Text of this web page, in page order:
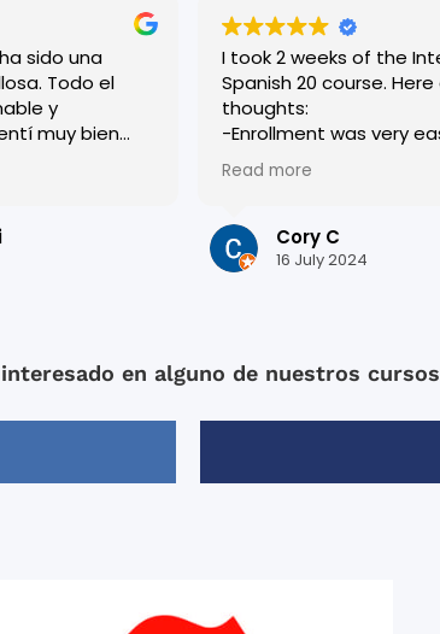
sido una
Todo el
y
muy bien
día. Las
y muy bien
preciosa y
I took 2 weeks of the
Spanish 20 course. Here are my
thoughts:
-Enrollment was very easy.
was very helpful and
accommodating, and
-I was placed in a level
I thought I currently was. I originally
me, and I think it
most out of my 2 weeks
-Xisca was my teacher
-They had “after class”
Read more
Cory C
16 July 2024
en alguno de nuestros